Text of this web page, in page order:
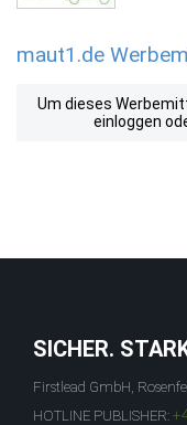
maut1.de
Um dieses
einloggen
SICHER.
Firstlead GmbH,
HOTLINE PUBLISHER: